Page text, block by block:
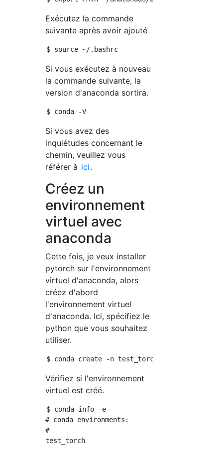
Exécutez la commande
suivante après avoir ajouté
Si vous exécutez à nouveau
la commande suivante, la
version d'anaconda sortira.
Si vous avez des
inquiétudes concernant le
chemin, veuillez vous
référer à ici .
Créez un
environnement
virtuel avec
anaconda
Cette fois, je veux installer
pytorch sur l'environnement
virtuel d'anaconda, alors
créez d'abord
l'environnement virtuel
d'anaconda. Ici, spécifiez le
python que vous souhaitez
utiliser.
Vérifiez si l'environnement
virtuel est créé.
$ conda info -e
# conda environments:
#